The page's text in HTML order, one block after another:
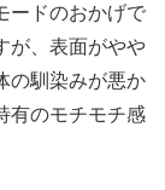
ードのおかげで
が、表面がやや
の馴染みが悪か
有のモチモチ感